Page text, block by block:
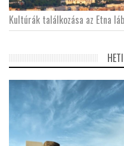
Kultúrák találkozása az Etna